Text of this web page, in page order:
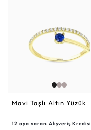
Mavi Taşlı Altın Yüzük
12 aya varan Alışveriş Kredisi